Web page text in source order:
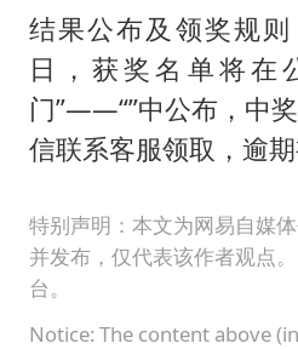
结果公布及领奖规
日，获奖名单将在
门”——“”中公布，中
信联系客服领取，逾期
特别声明：本文为网易自媒
并发布，仅代表该作者观点
台。
Notice: The content above